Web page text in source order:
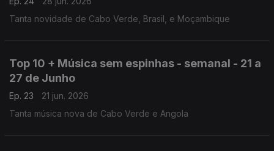
Tanta novidade de Cabo Verde, Brasil, e Moçambique
Top 10 + Música sem espinhas - semanal - 21 a
27 de Junho
Ep. 23
21 jun. 2026
Tanta música nova de Cabo Verde e Angola